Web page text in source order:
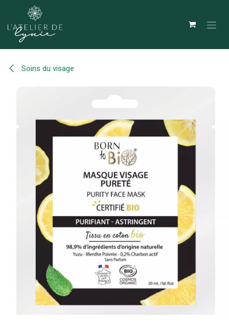
Se rendre au contenu
Soins du visage